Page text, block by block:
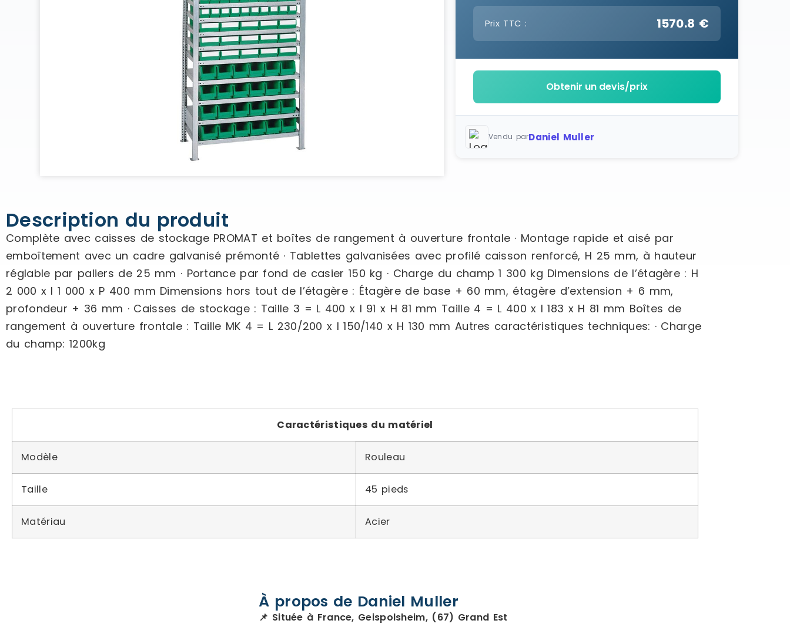
Prix TTC : 1570.8 €
Obtenir un devis/prix
Vendu parDaniel Muller
Description du produit
Complète avec caisses de stockage PROMAT et boîtes de rangement à ouverture frontale · Montage rapide et aisé par
emboîtement avec un cadre galvanisé prémonté · Tablettes galvanisées avec profilé caisson renforcé, H 25 mm, à hauteur
réglable par paliers de 25 mm · Portance par fond de casier 150 kg · Charge du champ 1 300 kg Dimensions de l’étagère : H
2 000 x l 1 000 x P 400 mm Dimensions hors tout de l’étagère : Étagère de base + 60 mm, étagère d’extension + 6 mm,
profondeur + 36 mm · Caisses de stockage : Taille 3 = L 400 x l 91 x H 81 mm Taille 4 = L 400 x l 183 x H 81 mm Boîtes de
rangement à ouverture frontale : Taille MK 4 = L 230/200 x l 150/140 x H 130 mm Autres caractéristiques techniques: · Charge
du champ: 1200kg
Caractéristiques du matériel
Modèle Rouleau
Taille 45 pieds
Matériau Acier
À propos de Daniel Muller
📌 Située à France, Geispolsheim, (67) Grand Est